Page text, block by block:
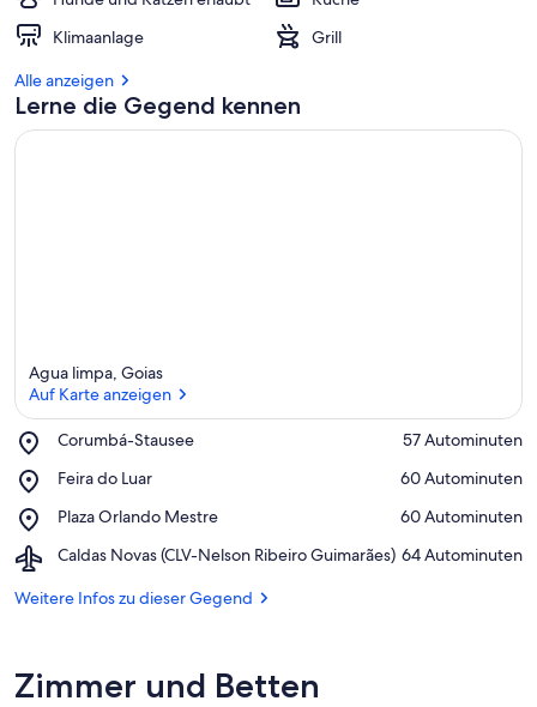
Klimaanlage
Grill
Alle anzeigen
Lerne die Gegend kennen
Agua limpa, Goias
Auf Karte anzeigen
Corumbá-Stausee
Place,
Stausee
‪57 Autominuten‬
Feira do Luar
Place,
do
‪60 Autominuten‬
Plaza Orlando Mestre
Place,
Orlando
‪60 Autominuten‬
Caldas Novas (CLV-Nelson Ribeiro Guimarães)
Airport,
Novas
Guimarães)
‪64 Autominuten‬
Weitere Infos zu dieser Gegend
Zimmer und Betten